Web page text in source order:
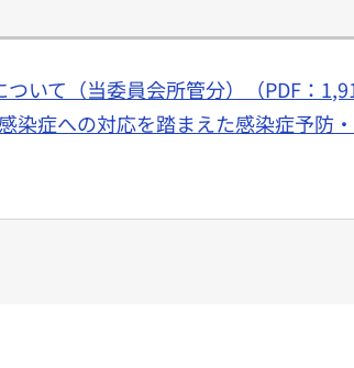
いて（当委員会所管分）（PDF：
染症への対応を踏まえた感染症予防